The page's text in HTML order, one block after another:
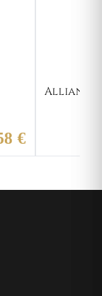
€
Alliance